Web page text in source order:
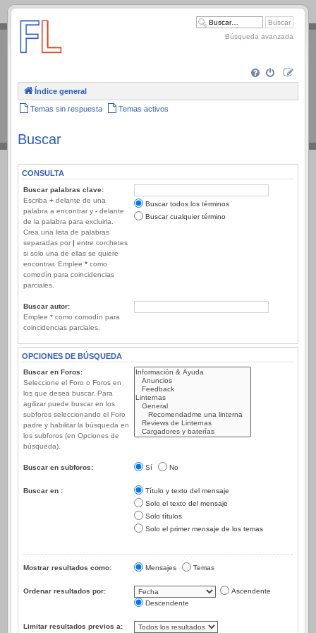
.
Búsqueda avanzada
Índice general
Temas sin respuesta Temas activos
Buscar
CONSULTA
Buscar palabras clave:
Escriba + delante de una
palabra a encontrar y - delante
de la palabra para excluirla.
Crea una lista de palabras
separadas por | entre corchetes
si solo una de ellas se quiere
encontrar. Emplee * como
comodín para coincidencias
parciales.
Buscar todos los términos
Buscar cualquier término
Buscar autor:
Emplee * como comodín para
coincidencias parciales.
OPCIONES DE BÚSQUEDA
Buscar en Foros:
Seleccione el Foro o Foros en
los que desea buscar. Para
agilizar puede buscar en los
subforos seleccionando el Foro
padre y habilitar la búsqueda en
los subforos (en Opciones de
búsqueda).
Buscar en subforos: Sí No
Buscar en :
Título y texto del mensaje
Solo el texto del mensaje
Solo títulos
Solo el primer mensaje de los temas
Mostrar resultados como: Mensajes Temas
Ordenar resultados por:
Ascendente
Descendente
Limitar resultados previos a: